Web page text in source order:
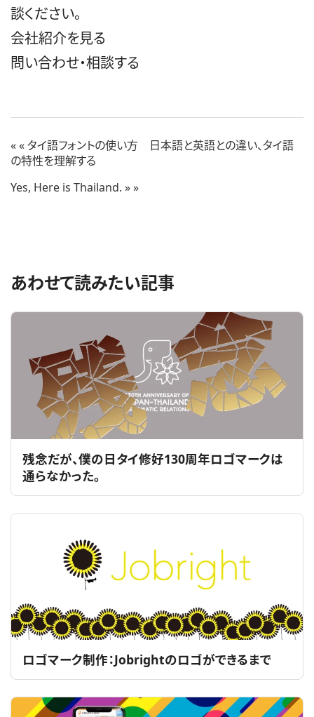
談ください。
会社紹介を見る
問い合わせ・相談する
« タイ語フォントの使い方 日本語と英語との違い、タイ語
の特性を理解する
Yes, Here is Thailand. »
あわせて読みたい記事
残念だが、僕の日タイ修好130周年ロゴマークは
通らなかった。
ロゴマーク制作：Jobrightのロゴができるまで